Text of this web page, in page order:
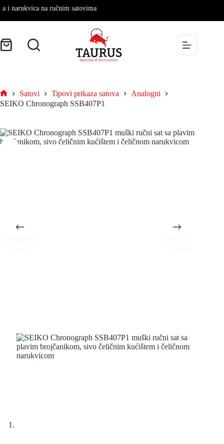
na ručnim satovima
Satovi Tipovi prikaza satova
Analogni
SEIKO Chronograph SSB407P1